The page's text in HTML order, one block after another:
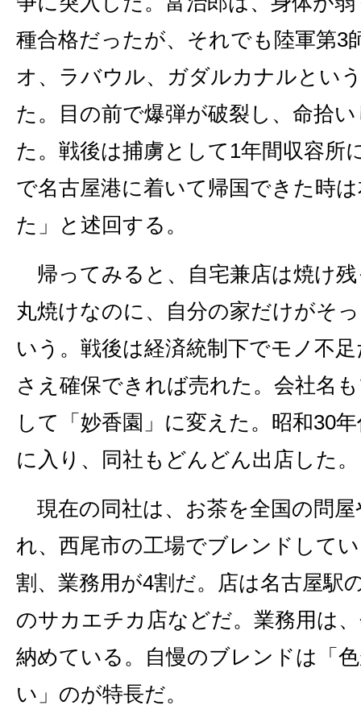
種合格だったが、それでも陸軍第3
オ、ラバウル、ガダルカナルとい
た。目の前で爆弾が破裂し、命拾
た。戦後は捕虜として1年間収容所
で名古屋港に着いて帰国できた時
た」と述回する。
帰ってみると、自宅兼店は焼け
丸焼けなのに、自分の家だけがそ
いう。戦後は経済統制下でモノ不
さえ確保できれば売れた。会社名
して「妙香園」に変えた。昭和30
に入り、同社もどんどん出店した。
現在の同社は、お茶を全国の問屋
れ、西尾市の工場でブレンドして
割、業務用が4割だ。店は名古屋駅
のサカエチカ店などだ。業務用は
納めている。自慢のブレンドは「
い」のが特長だ。